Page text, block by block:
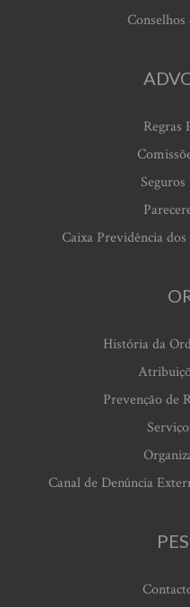
Regras
Caixa Previdência
História da
Prevenção de
Canal de Denúncia